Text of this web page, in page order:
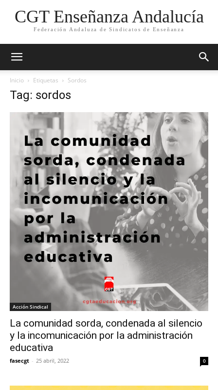
CGT Enseñanza Andalucía
Federación Andaluza de Sindicatos de Enseñanza
Inicio Etiquetas Sordos
Tag: sordos
Acción Sindical
La comunidad sorda, condenada al silencio
y la incomunicación por la administración
educativa
fasecgt - 25 abril, 2022 0